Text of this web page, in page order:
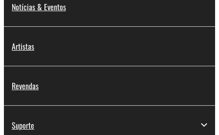
Notícias & Eventos
Artistas
Revendas
Suporte